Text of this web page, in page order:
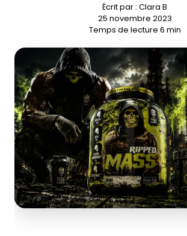
Écrit par : Clara B
25 novembre 2023
Temps de lecture 6 min